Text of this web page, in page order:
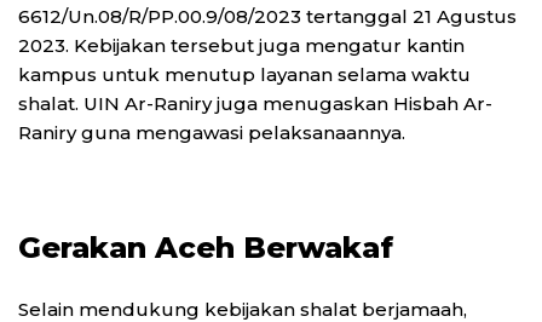
6612/Un.08/R/PP.00.9/08/2023 tertanggal 21 Agustus
2023. Kebijakan tersebut juga mengatur kantin
kampus untuk menutup layanan selama waktu
shalat. UIN Ar-Raniry juga menugaskan Hisbah Ar-
Raniry guna mengawasi pelaksanaannya.
Gerakan Aceh Berwakaf
Selain mendukung kebijakan shalat berjamaah,